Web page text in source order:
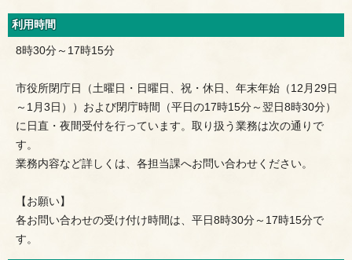
利用時間
8時30分～17時15分
市役所閉庁日（土曜日・日曜日、祝・休日、年末年始（12月29日
～1月3日））および閉庁時間（平日の17時15分～翌日8時30分）
に日直・夜間受付を行っています。取り扱う業務は次の通りで
す。
業務内容など詳しくは、各担当課へお問い合わせください。
【お願い】
各お問い合わせの受け付け時間は、平日8時30分～17時15分で
す。